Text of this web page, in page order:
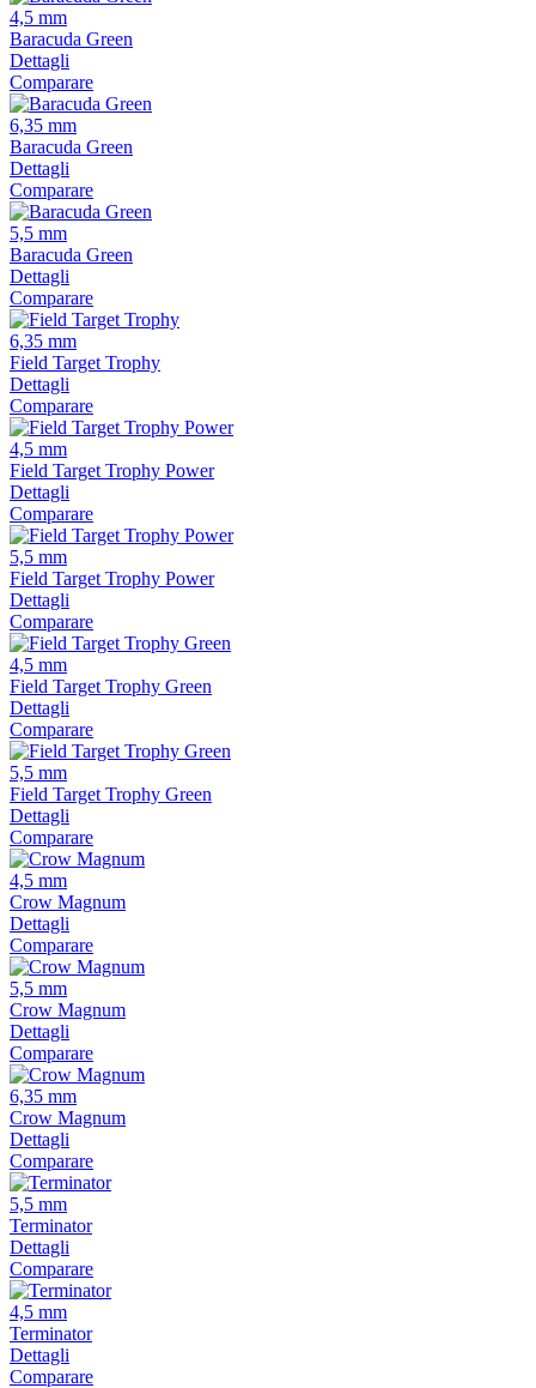
4,5 mm
Baracuda Green
Dettagli
Comparare
6,35 mm
Baracuda Green
Dettagli
Comparare
5,5 mm
Baracuda Green
Dettagli
Comparare
6,35 mm
Field Target Trophy
Dettagli
Comparare
4,5 mm
Field Target Trophy Power
Dettagli
Comparare
5,5 mm
Field Target Trophy Power
Dettagli
Comparare
4,5 mm
Field Target Trophy Green
Dettagli
Comparare
5,5 mm
Field Target Trophy Green
Dettagli
Comparare
4,5 mm
Crow Magnum
Dettagli
Comparare
5,5 mm
Crow Magnum
Dettagli
Comparare
6,35 mm
Crow Magnum
Dettagli
Comparare
5,5 mm
Terminator
Dettagli
Comparare
4,5 mm
Terminator
Dettagli
Comparare